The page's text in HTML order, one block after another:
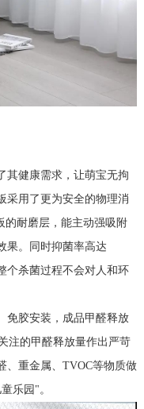
其健康需求，让萌宝无拘
采用了更为安全的物理消
的耐磨层，能主动强吸附
果。同时抑菌率高达
个杀菌过程不会对人和环
免胶安装，成品甲醛释放
注的甲醛释放量作出严苛
、重金属、TVOC等物质做
乐园"。